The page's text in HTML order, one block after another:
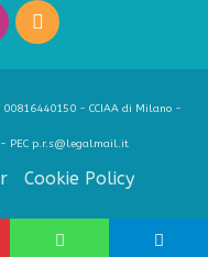
Instagram
RSS
- CCIAA di Milano -
PEC p.r.s@legalmail.it
Cookie Policy